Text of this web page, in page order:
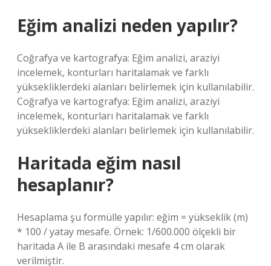
Eğim analizi neden yapılır?
Coğrafya ve kartografya: Eğim analizi, araziyi
incelemek, konturları haritalamak ve farklı
yüksekliklerdeki alanları belirlemek için kullanılabilir.
Coğrafya ve kartografya: Eğim analizi, araziyi
incelemek, konturları haritalamak ve farklı
yüksekliklerdeki alanları belirlemek için kullanılabilir.
Haritada eğim nasıl
hesaplanır?
Hesaplama şu formülle yapılır: eğim = yükseklik (m)
* 100 / yatay mesafe. Örnek: 1/600.000 ölçekli bir
haritada A ile B arasındaki mesafe 4 cm olarak
verilmiştir.